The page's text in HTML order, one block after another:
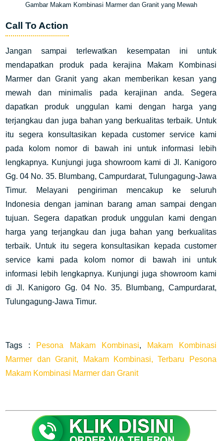
Gambar Makam Kombinasi Marmer dan Granit yang Mewah
Call To Action
Jangan sampai terlewatkan kesempatan ini untuk
mendapatkan produk pada kerajina Makam Kombinasi
Marmer dan Granit yang akan memberikan kesan yang
mewah dan minimalis pada kerajinan anda. Segera
dapatkan produk unggulan kami dengan harga yang
terjangkau dan juga bahan yang berkualitas terbaik. Untuk
itu segera konsultasikan kepada customer service kami
pada kolom nomor di bawah ini untuk informasi lebih
lengkapnya. Kunjungi juga showroom kami di Jl. Kanigoro
Gg. 04 No. 35. Blumbang, Campurdarat, Tulungagung-Jawa
Timur. Melayani pengiriman mencakup ke seluruh
Indonesia dengan jaminan barang aman sampai dengan
tujuan. Segera dapatkan produk unggulan kami dengan
harga yang terjangkau dan juga bahan yang berkualitas
terbaik. Untuk itu segera konsultasikan kepada customer
service kami pada kolom nomor di bawah ini untuk
informasi lebih lengkapnya. Kunjungi juga showroom kami
di Jl. Kanigoro Gg. 04 No. 35. Blumbang, Campurdarat,
Tulungagung-Jawa Timur.
Tags : Pesona Makam Kombinasi, Makam Kombinasi
Marmer dan Granit,
Makam Kombinasi,
Terbaru Pesona
Makam Kombinasi Marmer dan Granit